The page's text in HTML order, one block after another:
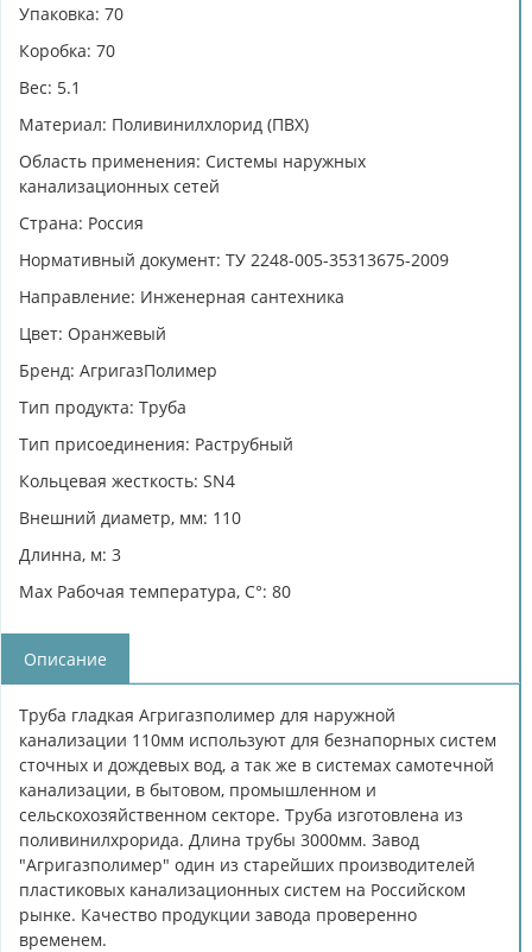
Упаковка: 70
Коробка: 70
Вес: 5.1
Материал: Поливинилхлорид (ПВХ)
Область применения: Системы наружных
канализационных сетей
Страна: Россия
Нормативный документ: ТУ 2248-005-35313675-2009
Направление: Инженерная сантехника
Цвет: Оранжевый
Бренд: АгригазПолимер
Тип продукта: Труба
Тип присоединения: Раструбный
Кольцевая жесткость: SN4
Внешний диаметр, мм: 110
Длинна, м: 3
Max Рабочая температура, C°: 80
Описание
Труба гладкая Агригазполимер для наружной
канализации 110мм используют для безнапорных систем
сточных и дождевых вод, а так же в системах самотечной
канализации, в бытовом, промышленном и
сельскохозяйственном секторе. Труба изготовлена из
поливинилхрорида. Длина трубы 3000мм. Завод
"Агригазполимер" один из старейших производителей
пластиковых канализационных систем на Российском
рынке. Качество продукции завода проверенно
временем.